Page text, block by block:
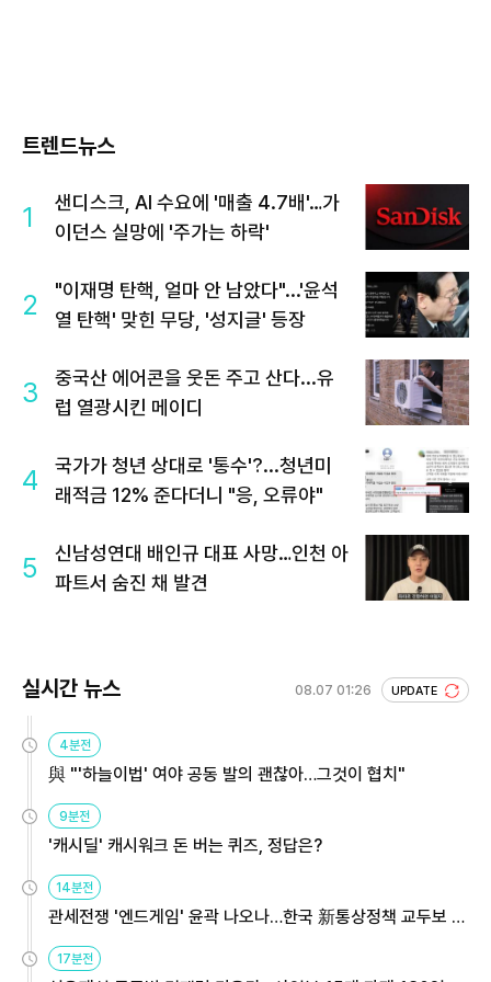
트렌드뉴스
1
샌디스크, AI 수요에 '매출 4.7배'…가
이던스 실망에 '주가는 하락'
2
"이재명 탄핵, 얼마 안 남았다"...'윤석
열 탄핵' 맞힌 무당, '성지글' 등장
3
중국산 에어콘을 웃돈 주고 산다...유
럽 열광시킨 메이디
4
국가가 청년 상대로 '통수'?...청년미
래적금 12% 준다더니 "응, 오류야"
5
신남성연대 배인규 대표 사망…인천 아
파트서 숨진 채 발견
실시간 뉴스 08.07 01:26 UPDATE
4분전
與 "'하늘이법' 여야 공동 발의 괜찮아…그것이 협치"
9분전
'캐시딜' 캐시워크 돈 버는 퀴즈, 정답은?
14분전
관세전쟁 '엔드게임' 윤곽 나오나…한국 新통상정책 교두보 활
용해야
17분전